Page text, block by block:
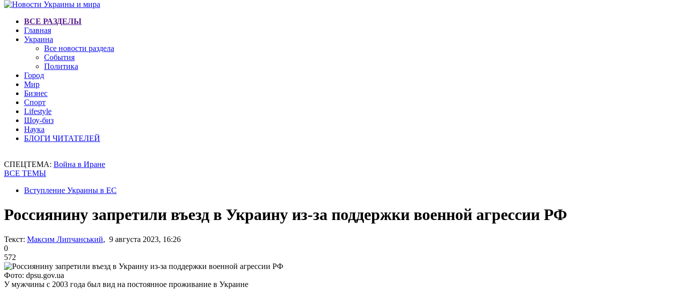
ВСЕ РАЗДЕЛЫ
Главная
Украина
Все новости раздела
События
Политика
Город
Мир
Бизнес
Спорт
Lifestyle
Шоу-биз
Наука
БЛОГИ ЧИТАТЕЛЕЙ
СПЕЦТЕМА: Война в Иране
ВСЕ ТЕМЫ
Вступление Украины в ЕС
Россиянину запретили въезд в Украину из-за поддержки военной агрессии РФ
Текст: Максим Липчанський, 9 августа 2023, 16:26
0
572
Фото: dpsu.gov.ua
У мужчины с 2003 года был вид на постоянное проживание в Украине